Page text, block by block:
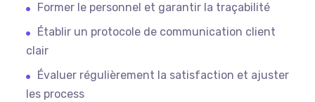
Former le personnel et garantir la traçabilité
Établir un protocole de communication client
clair
Évaluer régulièrement la satisfaction et ajuster
les process